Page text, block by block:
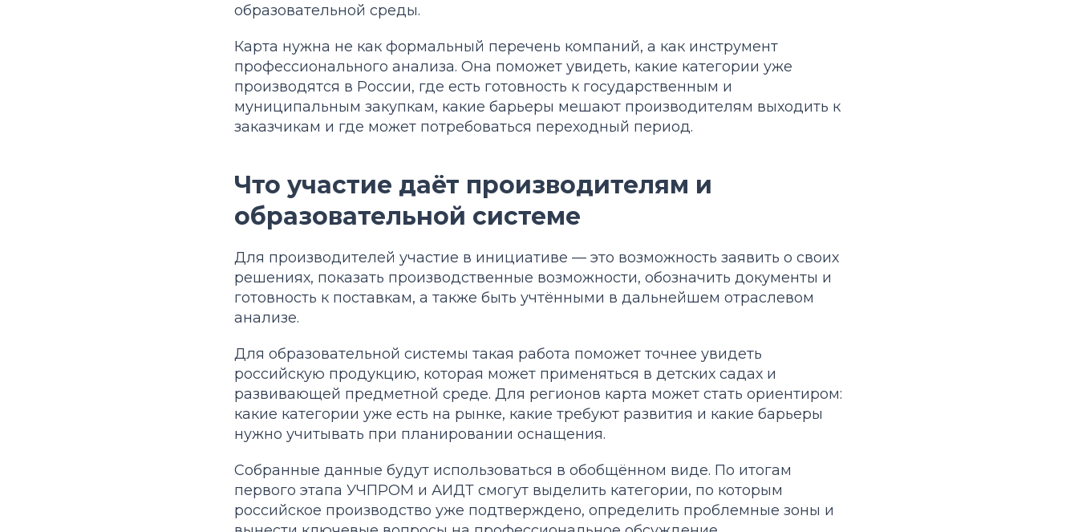
образовательной среды.
Карта нужна не как формальный перечень компаний, а как инструмент
профессионального анализа. Она поможет увидеть, какие категории уже
производятся в России, где есть готовность к государственным и
муниципальным закупкам, какие барьеры мешают производителям выходить к
заказчикам и где может потребоваться переходный период.
Что участие даёт производителям и
образовательной системе
Для производителей участие в инициативе — это возможность заявить о своих
решениях, показать производственные возможности, обозначить документы и
готовность к поставкам, а также быть учтёнными в дальнейшем отраслевом
анализе.
Для образовательной системы такая работа поможет точнее увидеть
российскую продукцию, которая может применяться в детских садах и
развивающей предметной среде. Для регионов карта может стать ориентиром:
какие категории уже есть на рынке, какие требуют развития и какие барьеры
нужно учитывать при планировании оснащения.
Собранные данные будут использоваться в обобщённом виде. По итогам
первого этапа УЧПРОМ и АИДТ смогут выделить категории, по которым
российское производство уже подтверждено, определить проблемные зоны и